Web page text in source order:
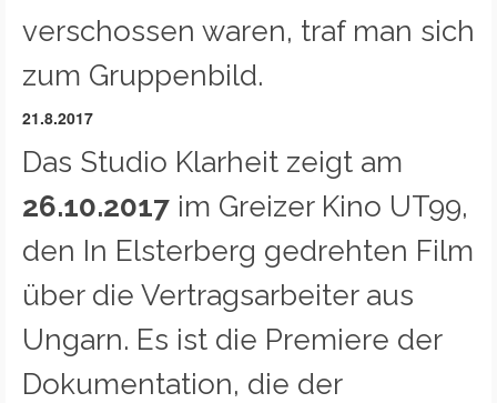
verschossen waren, traf man sich
zum Gruppenbild.
21.8.2017
Das Studio Klarheit zeigt am
26.10.2017 im Greizer Kino UT99,
den In Elsterberg gedrehten Film
über die Vertragsarbeiter aus
Ungarn. Es ist die Premiere der
Dokumentation, die der